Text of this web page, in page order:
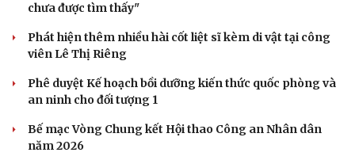
chưa được tìm thấy"
Phát hiện thêm nhiều hài cốt liệt sĩ kèm di vật tại công
viên Lê Thị Riêng
Phê duyệt Kế hoạch bồi dưỡng kiến thức quốc phòng và
an ninh cho đối tượng 1
Bế mạc Vòng Chung kết Hội thao Công an Nhân dân
năm 2026